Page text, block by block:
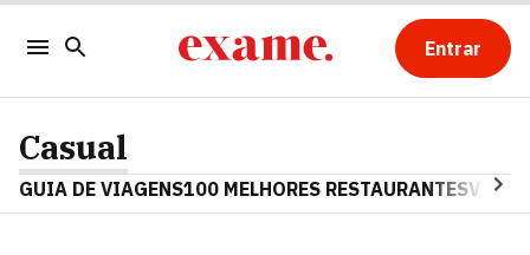
Entrar
Casual
GUIA DE VIAGENS100 MELHORES RESTAURANTES